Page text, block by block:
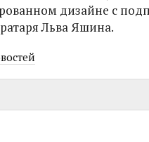
дизайне с
Льва Яшина.